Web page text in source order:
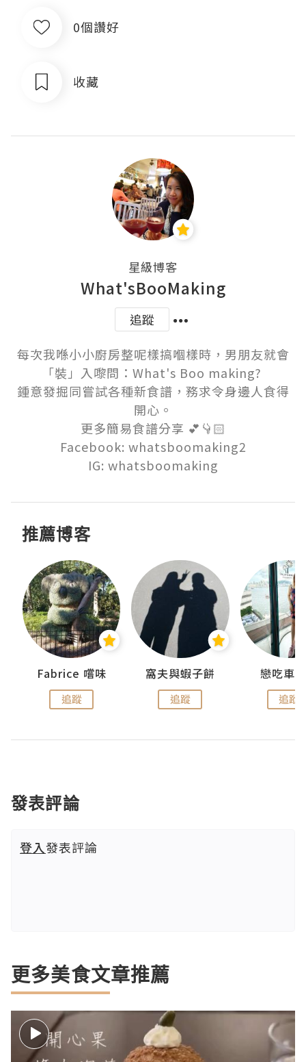
0個讚好
收藏
星級博客
What'sBooMaking
追蹤
每次我喺小小廚房整呢樣搞嗰樣時，男朋友就會
「裝」入嚟問：What's Boo making?
鍾意發掘同嘗試各種新食譜，務求令身邊人食得
開心。
更多簡易食譜分享 💕👇🏻
Facebook: whatsboomaking2
IG: whatsboomaking
推薦博客
Fabrice 嚐味
追蹤
窩夫與蝦子餅
追蹤
戀吃車
追蹤
發表評論
登入發表評論
更多美食文章推薦